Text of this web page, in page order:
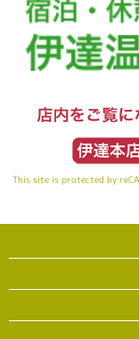
This site is protected by